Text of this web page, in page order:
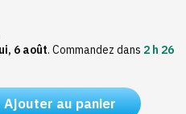
6 août. Commandez dans 2 h 26
Ajouter au panier